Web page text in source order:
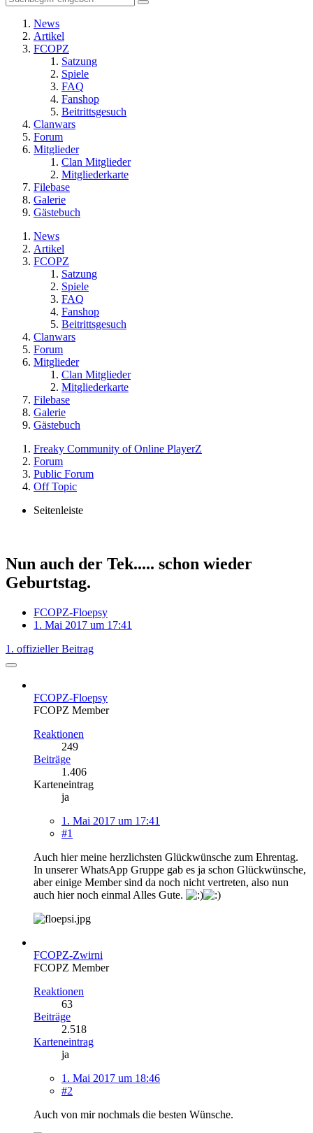
News
Artikel
FCOPZ
Satzung
Spiele
FAQ
Fanshop
Beitrittsgesuch
Clanwars
Forum
Mitglieder
Clan Mitglieder
Mitgliederkarte
Filebase
Galerie
Gästebuch
News
Artikel
FCOPZ
Satzung
Spiele
FAQ
Fanshop
Beitrittsgesuch
Clanwars
Forum
Mitglieder
Clan Mitglieder
Mitgliederkarte
Filebase
Galerie
Gästebuch
Freaky Community of Online PlayerZ
Forum
Public Forum
Off Topic
Seitenleiste
Nun auch der Tek..... schon wieder
Geburtstag.
FCOPZ-Floepsy
1. Mai 2017 um 17:41
1. offizieller Beitrag
FCOPZ-Floepsy
FCOPZ Member
Reaktionen
249
Beiträge
1.406
Karteneintrag
ja
1. Mai 2017 um 17:41
#1
Auch hier meine herzlichsten Glückwünsche zum Ehrentag.
In unserer WhatsApp Gruppe gab es ja schon Glückwünsche,
aber einige Member sind da noch nicht vertreten, also nun
auch hier noch einmal Alles Gute.
FCOPZ-Zwirni
FCOPZ Member
Reaktionen
63
Beiträge
2.518
Karteneintrag
ja
1. Mai 2017 um 18:46
#2
Auch von mir nochmals die besten Wünsche.